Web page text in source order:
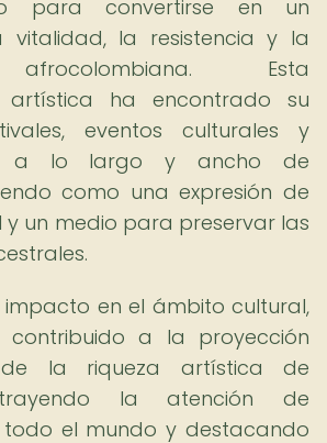
para convertirse en un
la resistencia y la
Esta
artística ha encontrado su
eventos culturales y
a lo largo y ancho de
como una expresión de
un medio para preservar las
en el ámbito cultural,
a la proyección
de la riqueza artística de
la atención de
el mundo y destacando